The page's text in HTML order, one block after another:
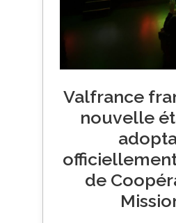
Valfrance
nouvelle
de